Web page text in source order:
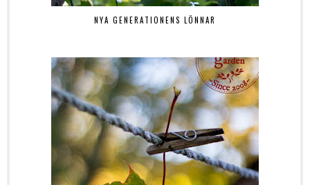
NYA GENERATIONENS LÖNNAR